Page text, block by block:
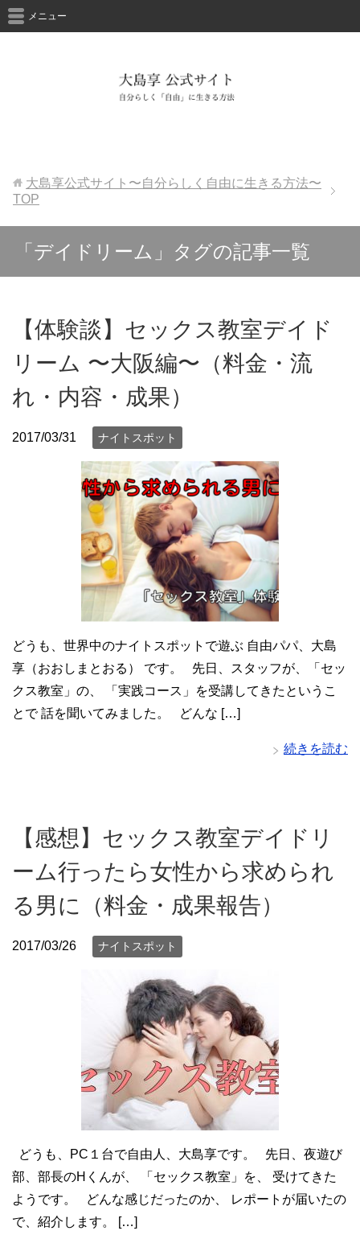
メニュー
大島享公式サイト〜自分らしく自由に生きる方法〜
TOP
「デイドリーム」タグの記事一覧
【体験談】セックス教室デイド
リーム 〜大阪編〜（料金・流
れ・内容・成果）
2017/03/31 ナイトスポット
どうも、世界中のナイトスポットで遊ぶ 自由パパ、大島
享（おおしまとおる） です。 先日、スタッフが、「セッ
クス教室」の、 「実践コース」を受講してきたというこ
とで 話を聞いてみました。 どんな […]
続きを読む
【感想】セックス教室デイドリ
ーム行ったら女性から求められ
る男に（料金・成果報告）
2017/03/26 ナイトスポット
どうも、PC１台で自由人、大島享です。 先日、夜遊び
部、部長のHくんが、 「セックス教室」を、 受けてきた
ようです。 どんな感じだったのか、 レポートが届いたの
で、紹介します。 […]